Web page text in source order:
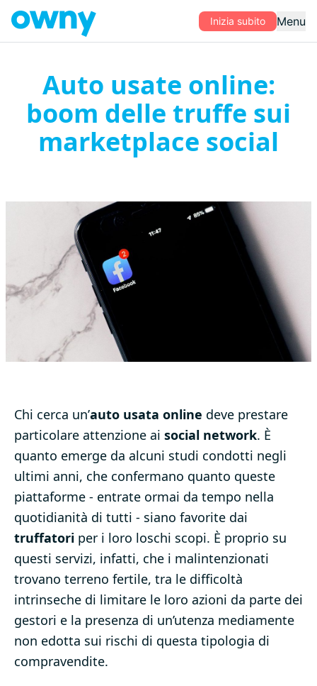
Inizia subito Menu
Auto usate online:
boom delle truffe sui
marketplace social
Chi cerca un’auto usata online deve prestare
particolare attenzione ai social network. È
quanto emerge da alcuni studi condotti negli
ultimi anni, che confermano quanto queste
piattaforme - entrate ormai da tempo nella
quotidianità di tutti - siano favorite dai
truffatori per i loro loschi scopi. È proprio su
questi servizi, infatti, che i malintenzionati
trovano terreno fertile, tra le difficoltà
intrinseche di limitare le loro azioni da parte dei
gestori e la presenza di un’utenza mediamente
non edotta sui rischi di questa tipologia di
compravendite.